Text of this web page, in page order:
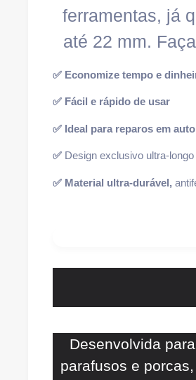
ferramentas, já
até 22 mm.
✅ Economize tempo e
✅ Fácil e rápido de usar
✅ Ideal para reparos em
✅ Design exclusivo ultra-
✅ Material ultra-durável,
Desenvolvida
parafusos e